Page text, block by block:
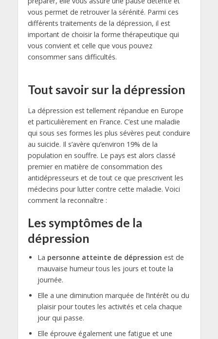
vous permet de retrouver la sérénité. Parmi ces
différents traitements de la dépression, il est
important de choisir la forme thérapeutique qui
vous convient et celle que vous pouvez
consommer sans difficultés.
Tout savoir sur la dépression
La dépression est tellement répandue en Europe
et particulièrement en France. C’est une maladie
qui sous ses formes les plus sévères peut conduire
au suicide. Il s’avère qu’environ 19% de la
population en souffre. Le pays est alors classé
premier en matière de consommation des
antidépresseurs et de tout ce que prescrivent les
médecins pour lutter contre cette maladie. Voici
comment la reconnaître :
Les symptômes de la
dépression
La personne atteinte de dépression est de
mauvaise humeur tous les jours et toute la
journée.
Elle a une diminution marquée de l’intérêt ou du
plaisir pour toutes les activités et cela chaque
jour qui passe.
Elle éprouve également une fatigue et une